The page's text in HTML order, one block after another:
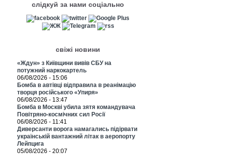
слідкуй за нами соціально
свіжі новини
«Ждун» з Київщини вивів СБУ на
потужний наркокартель
06/08/2026 - 15:06
Бомба в автівці відправила в реанімацію
творця російського «Упиря»
06/08/2026 - 13:47
Бомба в Москві убила зятя командувача
Повітряно-космічних сил Росії
06/08/2026 - 11:41
Диверсанти ворога намагались підірвати
українській вантажний літак в аеропорту
Лейпцига
05/08/2026 - 20:07